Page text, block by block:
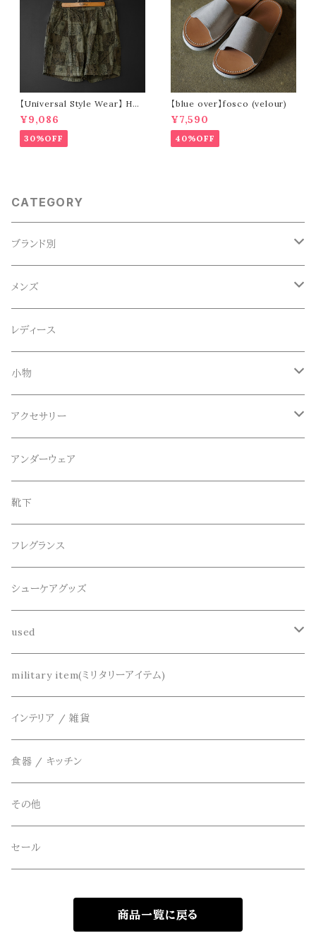
【Universal Style Wear】 HAV
-A-HANK bandanna patchw
ork short pants (olive)
¥9,086
30%OFF
【blue over】fosco (velour)
¥7,590
40%OFF
CATEGORY
ブランド別
ACE SNKR(エーススニーカー)
Anapau,Seaing,ANAPAU UG
Blundstone(ブランドストーン)
CameOne(ケイムワン)
CANDY DESIGN&WORKS(CDW)
collonil(コロニル)
CountyComm(カウンティーコム)
decka(デカ)
dros dro(ドロスドロ)
DETAIL(ディティール)
THE FLAVOR DESIGN(ザ フレーバーデザイン)
FOB FACTORY(エフオービーファクトリー)
Four Seasons Garage(FSG)
freewaters(フリーウォータース)
GLOMA NAUTICA(グローマノーティカ)
メンズ
トップス
Tシャツ
ロンT
シャツ
カーディガン
ボトムス
ロング
ショート
セットアップ
シューズ
シューズ
サンダル
レディース
小物
帽子、マフラー、手袋
メガネ、サングラス
ベルト
腕時計
キーアクセサリー
財布、コインケース、マネークリップ
鞄
アクセサリー
リング
ブレスレット、バングル
ネックレス
アンダーウェア
靴下
フレグランス
シューケアグッズ
used
リメイク
アクセサリー
military item(ミリタリーアイテム)
インテリア / 雑貨
食器 / キッチン
その他
セール
商品一覧に戻る